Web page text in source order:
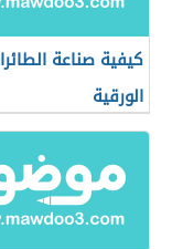
كيفية صناعة
الورقية